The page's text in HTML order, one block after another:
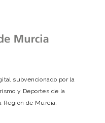
subvencionado por la
y Deportes de la
Región de Murcia.